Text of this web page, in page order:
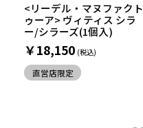
<リーデル・マヌファクト
ゥーア> ヴィティス シラ
ー/シラーズ(1個入)
￥18,150
直営店限定